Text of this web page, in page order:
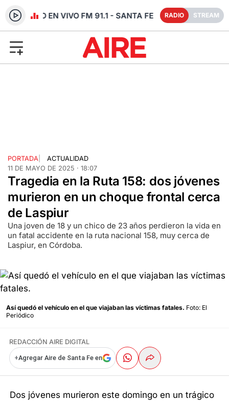
RADIO EN VIVO FM 91.1 - SANTA FE RADIO STREAM
PORTADA
ACTUALIDAD
11 DE MAYO DE 2025 · 18:07
Tragedia en la Ruta 158: dos jóvenes
murieron en un choque frontal cerca
de Laspiur
Una joven de 18 y un chico de 23 años perdieron la vida en
un fatal accidente en la ruta nacional 158, muy cerca de
Laspiur, en Córdoba.
Así quedó el vehículo en el que viajaban las víctimas fatales. Foto: El
Periódico
REDACCIÓN AIRE DIGITAL
+Agregar Aire de Santa Fe en
Dos jóvenes murieron este domingo en un trágico